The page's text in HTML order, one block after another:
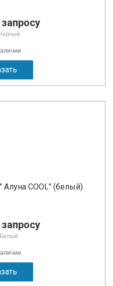
COOL" (белый)